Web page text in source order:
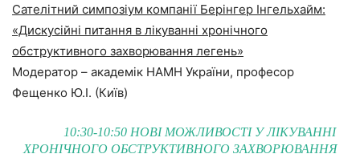
Сателітний симпозіум компанії Берінгер Інгельхайм:
«Дискусійні питання в лікуванні хронічного
обструктивного захворювання легень»
Модератор – академік НАМН України, професор
Фещенко Ю.І. (Київ)
10:30-10:50 НОВІ МОЖЛИВОСТІ У ЛІКУВАННІ
ХРОНІЧНОГО ОБСТРУКТИВНОГО ЗАХВОРЮВАННЯ